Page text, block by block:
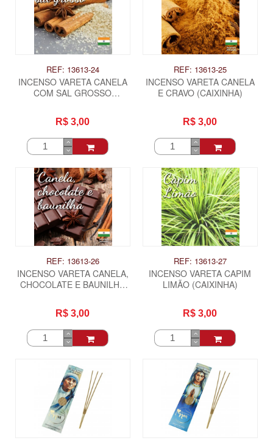
REF: 13613-24
INCENSO VARETA CANELA
COM SAL GROSSO
R$ 3,00
REF: 13613-25
INCENSO VARETA CANELA
E CRAVO (CAIXINHA)
R$ 3,00
REF: 13613-26
INCENSO VARETA CANELA,
CHOCOLATE E BAUNILHA
R$ 3,00
REF: 13613-27
INCENSO VARETA CAPIM
LIMÃO (CAIXINHA)
R$ 3,00